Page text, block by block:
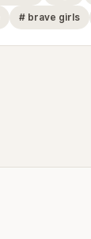
# brave girls